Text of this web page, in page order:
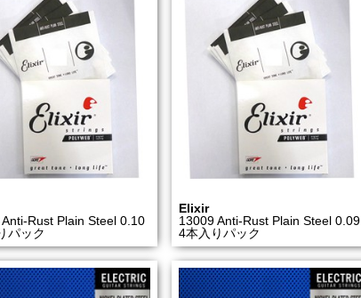
Rust Plain Steel 0.10
パック
Elixir
13009 Anti-Rust Plain Steel 0.09
4本入りパック